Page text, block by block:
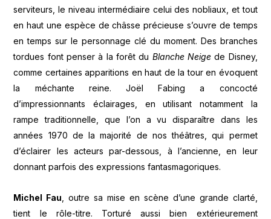
serviteurs, le niveau intermédiaire celui des nobliaux, et tout
en haut une espèce de châsse précieuse s’ouvre de temps
en temps sur le personnage clé du moment. Des branches
tordues font penser à la forêt du Blanche Neigede Disney,
comme certaines apparitions en haut de la tour en évoquent
la méchante reine. Joël Fabing a concocté
d’impressionnants éclairages, en utilisant notamment la
rampe traditionnelle, que l’on a vu disparaître dans les
années 1970 de la majorité de nos théâtres, qui permet
d’éclairer les acteurs par-dessous, à l’ancienne, en leur
donnant parfois des expressions fantasmagoriques.
Michel Fau , outre sa mise en scène d’une grande clarté,
tient le rôle-titre. Torturé aussi bien extérieurement